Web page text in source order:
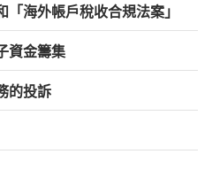
「海外帳戶稅收合規法案」
資金籌集
的投訴